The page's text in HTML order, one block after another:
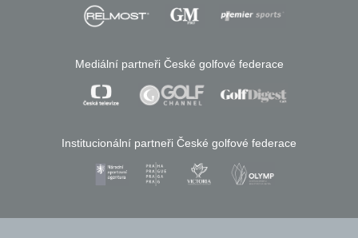
Mediální partneři České golfové federace
Institucionální partneři České golfové federace